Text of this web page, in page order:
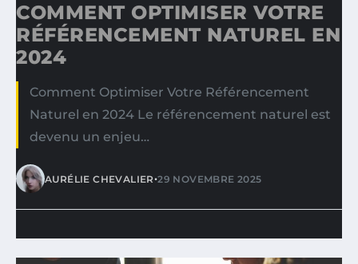
COMMENT OPTIMISER VOTRE
RÉFÉRENCEMENT NATUREL EN
2024
Comment Optimiser Votre Référencement
Naturel en 2024 Le référencement naturel est
devenu un enjeu…
AURÉLIE CHEVALIER•29 NOVEMBRE 2025